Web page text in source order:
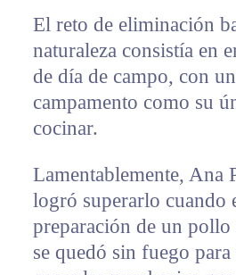
El reto de eliminación
naturaleza consistía en
de día de campo, con
campamento como su
cocinar.
Lamentablemente, Ana
logró superarlo cuando
preparación de un
se quedó sin fuego